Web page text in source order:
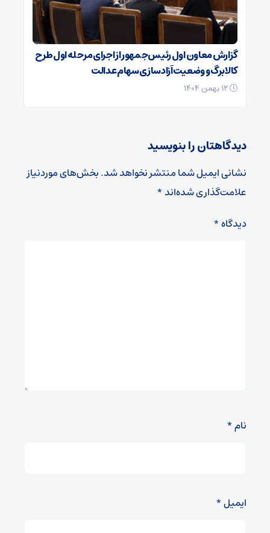
گزارش معاون اول رئیس‌جمهور از اجرای مرحله اول طرح
کالابرگ و وضعیت آزادسازی سهام عدالت
دیدگاهتان را بنویسید
نشانی ایمیل شما منتشر نخواهد شد.بخش‌های موردنیاز
علامت‌گذاری شده‌اند*
دیدگاه*
نام*
ایمیل*